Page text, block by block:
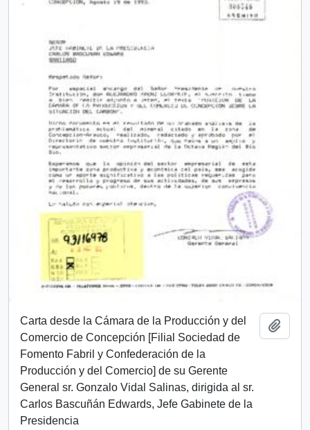
Carta desde la Cámara de la Producción y del
Comercio de Concepción [Filial Sociedad de
Fomento Fabril y Confederación de la
Producción y del Comercio] de su Gerente
General sr. Gonzalo Vidal Salinas, dirigida al sr.
Carlos Bascuñán Edwards, Jefe Gabinete de la
Presidencia